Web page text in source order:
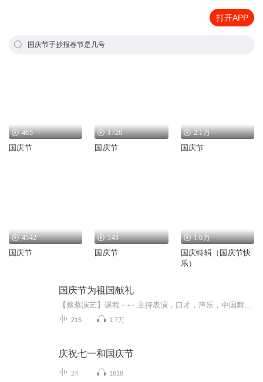
打开APP
国庆节手抄报春节是几号
465
国庆节
1726
国庆节
2.1万
国庆节
4542
国庆节
543
国庆节
1.6万
国庆特辑（国庆节快
乐）
国庆节为祖国献礼
215 1.7万
庆祝七一和国庆节
24 1818